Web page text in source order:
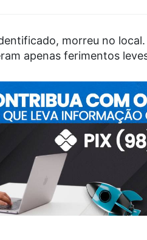
morreu no
apenas ferimentos